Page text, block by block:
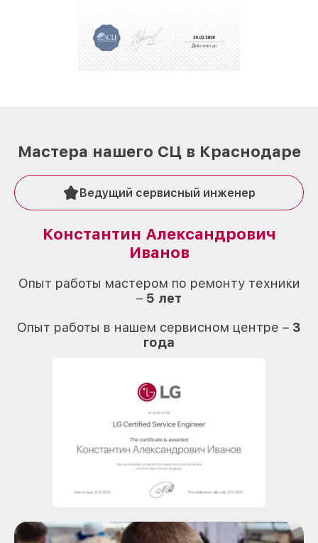
положительные отзывы и обрели отличную
репутацию. Мы постоянно совершенствуемся и
Мастера нашего СЦ в Краснодаре
Ведущий сервисный инженер
Константин Александрович
Иванов
Опыт работы мастером по ремонту техники
– 5 лет
Опыт работы в нашем сервисном центре – 3
года